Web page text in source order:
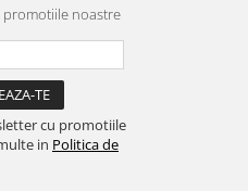
promotiile noastre
cu promotiile
in Politica de